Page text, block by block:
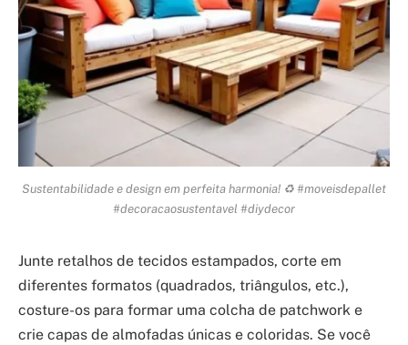
Sustentabilidade e design em perfeita harmonia! ♻️ #moveisdepallet
#decoracaosustentavel #diydecor
Junte retalhos de tecidos estampados, corte em
diferentes formatos (quadrados, triângulos, etc.),
costure-os para formar uma colcha de patchwork e
crie capas de almofadas únicas e coloridas. Se você